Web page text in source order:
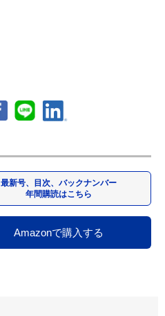
最新号、目次、バックナンバー
年間購読はこちら
Amazonで購入する